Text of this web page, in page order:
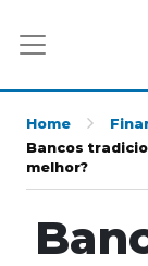
Home
Bancos
melhor?